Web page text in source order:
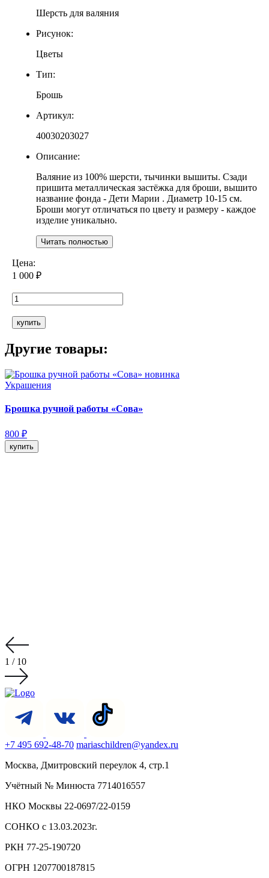
Шерсть для валяния
Рисунок:
Цветы
Тип:
Брошь
Артикул:
40030203027
Описание:
Валяние из 100% шерсти, тычинки вышиты. Сзади
пришита металлическая застёжка для броши, вышито
название фонда - Дети Марии . Диаметр 10-15 см.
Броши могут отличаться по цвету и размеру - каждое
изделие уникально.
Читать полностью
Цена:
1 000 ₽
купить
Другие товары:
новинка
Украшения
Брошка ручной работы «Сова»
800 ₽
купить
1 / 10
+7 495 692-48-70 mariaschildren@yandex.ru
Москва, Дмитровский переулок 4, стр.1
Учётный № Минюста 7714016557
НКО Москвы 22-0697/22-0159
СОНКО с 13.03.2023г.
РКН 77-25-190720
ОГРН 1207700187815